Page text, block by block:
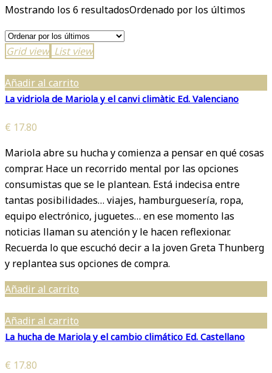
Mostrando los 6 resultadosOrdenado por los últimos
Grid view List view
Añadir al carrito
La vidriola de Mariola y el canvi climàtic Ed. Valenciano
€ 17.80
Mariola abre su hucha y comienza a pensar en qué cosas
comprar. Hace un recorrido mental por las opciones
consumistas que se le plantean. Está indecisa entre
tantas posibilidades… viajes, hamburguesería, ropa,
equipo electrónico, juguetes… en ese momento las
noticias llaman su atención y le hacen reflexionar.
Recuerda lo que escuchó decir a la joven Greta Thunberg
y replantea sus opciones de compra.
Añadir al carrito
Añadir al carrito
La hucha de Mariola y el cambio climático Ed. Castellano
€ 17.80